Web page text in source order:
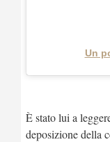
Un
È stato lui a
deposizione della